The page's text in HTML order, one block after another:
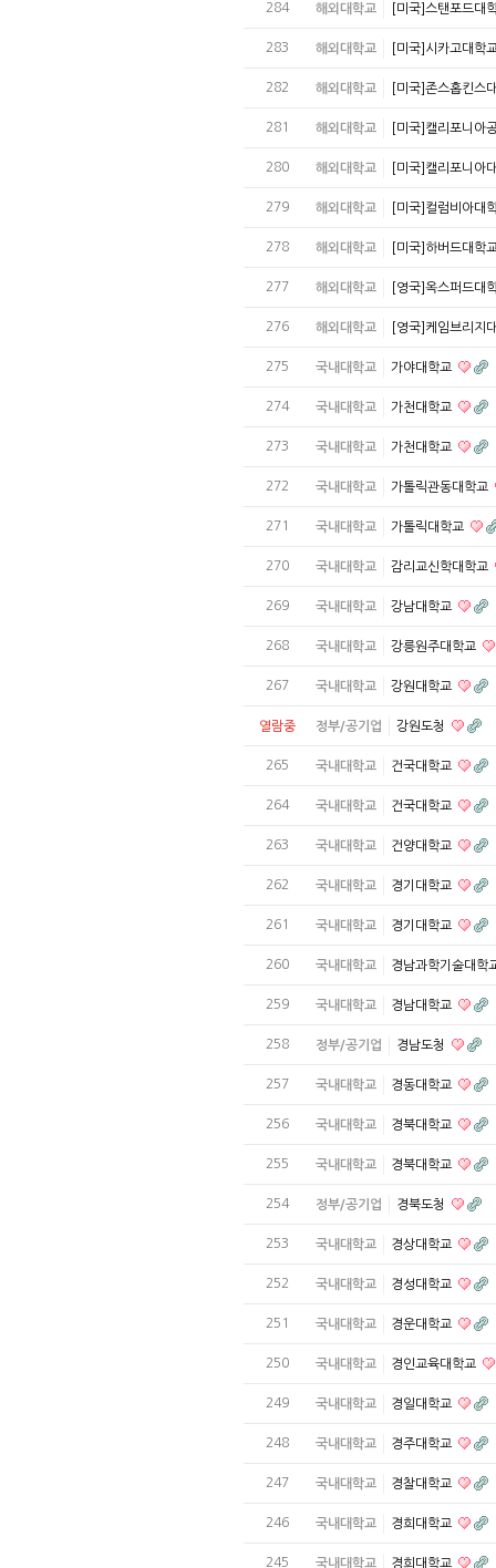
284 해외대학교 [미국]스탠포드대
283 해외대학교 [미국]시카고대학
282 해외대학교 [미국]존스홉킨스
281 해외대학교 [미국]캘리포니아
280 해외대학교 [미국]캘리포니아
279 해외대학교 [미국]컬럼비아대
278 해외대학교 [미국]하버드대학
277 해외대학교 [영국]옥스퍼드대
276 해외대학교 [영국]케임브리지
275 국내대학교 가야대학교
274 국내대학교 가천대학교
273 국내대학교 가천대학교
272 국내대학교 가톨릭관동대학교
271 국내대학교 가톨릭대학교
270 국내대학교 감리교신학대학교
269 국내대학교 강남대학교
268 국내대학교 강릉원주대학교
267 국내대학교 강원대학교
열람중 정부/공기업 강원도청
265 국내대학교 건국대학교
264 국내대학교 건국대학교
263 국내대학교 건양대학교
262 국내대학교 경기대학교
261 국내대학교 경기대학교
260 국내대학교 경남과학기술대학
259 국내대학교 경남대학교
258 정부/공기업 경남도청
257 국내대학교 경동대학교
256 국내대학교 경북대학교
255 국내대학교 경북대학교
254 정부/공기업 경북도청
253 국내대학교 경상대학교
252 국내대학교 경성대학교
251 국내대학교 경운대학교
250 국내대학교 경인교육대학교
249 국내대학교 경일대학교
248 국내대학교 경주대학교
247 국내대학교 경찰대학교
246 국내대학교 경희대학교
245 국내대학교 경희대학교